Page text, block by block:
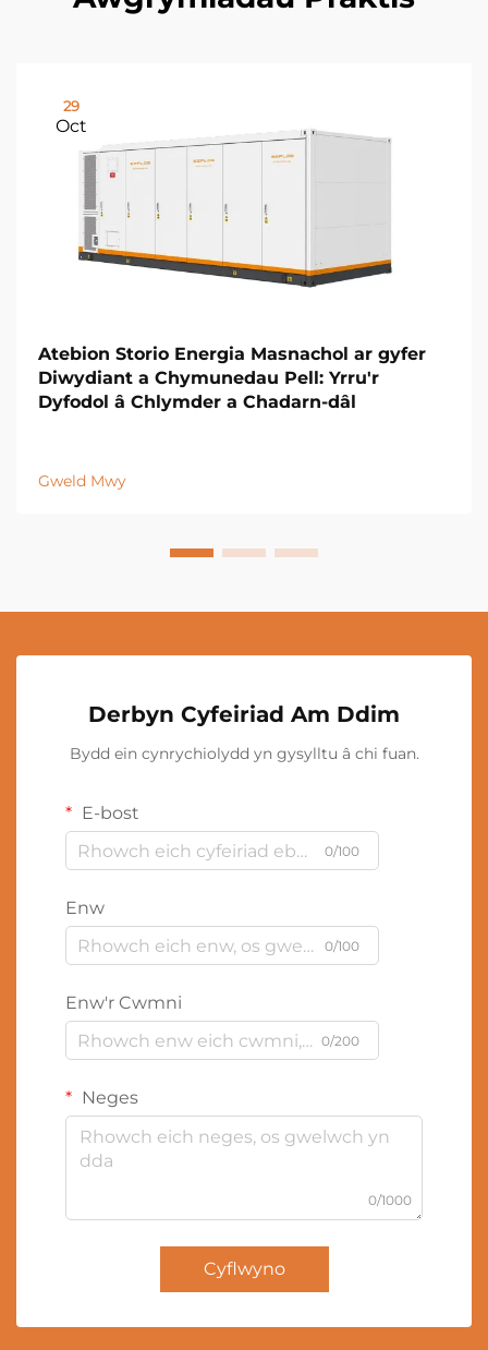
29
Oct
Atebion Storio Energia Masnachol ar gyfer
Diwydiant a Chymunedau Pell: Yrru'r
Dyfodol â Chlymder a Chadarn-dâl
Gweld Mwy
Derbyn Cyfeiriad Am Ddim
Bydd ein cynrychiolydd yn gysylltu â chi fuan.
E-bost
0/100
Enw
0/100
Enw'r Cwmni
0/200
Neges
0/1000
Cyflwyno